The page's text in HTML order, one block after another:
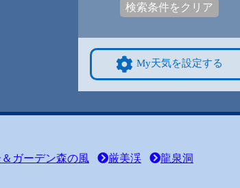
検索条件をクリア
My天気を設定する
ガーデン森の風 厳美渓
龍泉洞